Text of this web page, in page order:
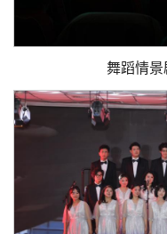
舞蹈情景